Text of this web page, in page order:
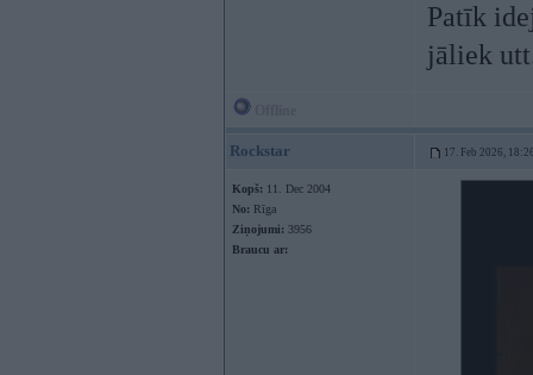
Patīk
jāliek
Rockstar 17. Feb 2026,
Kopš: 11. Dec 2004
No: Rīga
Ziņojumi: 3956
Braucu ar: